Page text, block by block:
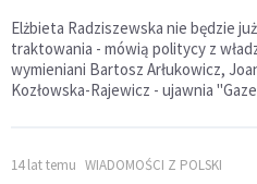
Elżbieta Radziszewska nie będzie
traktowania - mówią politycy z
wymieniani Bartosz Arłukowicz,
Kozłowska-Rajewicz - ujawnia
14 lat temu WIADOMOŚCI Z POLSKI